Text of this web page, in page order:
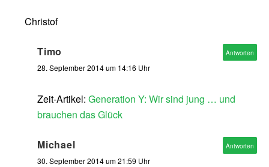
Christof
Timo
28. September 2014 um 14:16 Uhr
Zeit-Artikel: Generation Y: Wir sind jung … und
brauchen das Glück
Antworten
Michael
30. September 2014 um 21:59 Uhr
Antworten